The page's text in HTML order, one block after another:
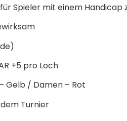
Spieler mit einem Handicap
+5 pro Loch
Gelb / Damen – Rot
Turnier